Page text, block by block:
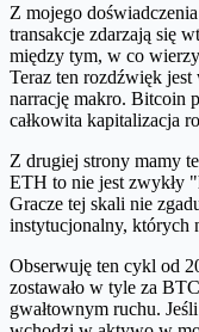
Z mojego
transakcje zdarzają się
między tym, w co
Teraz ten rozdźwięk
narrację makro. Bitcoin
całkowita kapitalizacja
Z drugiej strony mamy
ETH to nie jest zwykły
Gracze tej skali nie
instytucjonalny, których
Obserwuję ten cykl od
zostawało w tyle za
gwałtownym ruchu.